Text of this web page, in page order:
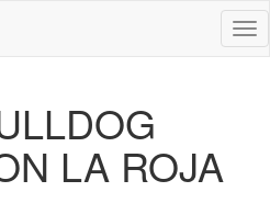
LA ROJA